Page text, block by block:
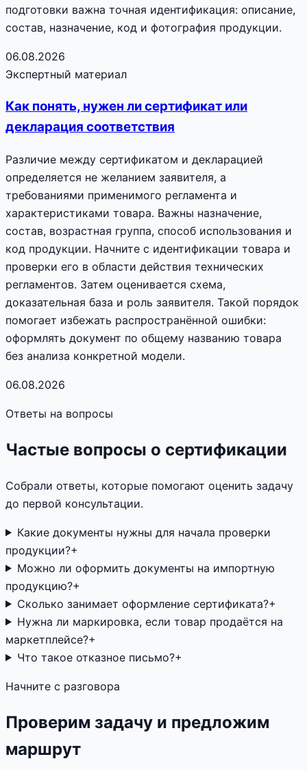
подготовки важна точная идентификация: описание,
состав, назначение, код и фотография продукции.
06.08.2026
Экспертный материал
Как понять, нужен ли сертификат или
декларация соответствия
Различие между сертификатом и декларацией
определяется не желанием заявителя, а
требованиями применимого регламента и
характеристиками товара. Важны назначение,
состав, возрастная группа, способ использования и
код продукции. Начните с идентификации товара и
проверки его в области действия технических
регламентов. Затем оценивается схема,
доказательная база и роль заявителя. Такой порядок
помогает избежать распространённой ошибки:
оформлять документ по общему названию товара
без анализа конкретной модели.
06.08.2026
Ответы на вопросы
Частые вопросы о сертификации
Собрали ответы, которые помогают оценить задачу
до первой консультации.
Какие документы нужны для начала проверки
продукции?+
Можно ли оформить документы на импортную
продукцию?+
Сколько занимает оформление сертификата?+
Нужна ли маркировка, если товар продаётся на
маркетплейсе?+
Что такое отказное письмо?+
Начните с разговора
Проверим задачу и предложим
маршрут